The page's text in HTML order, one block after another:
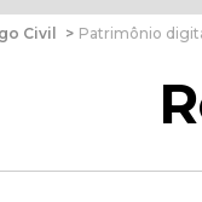
Civil > Patrimônio